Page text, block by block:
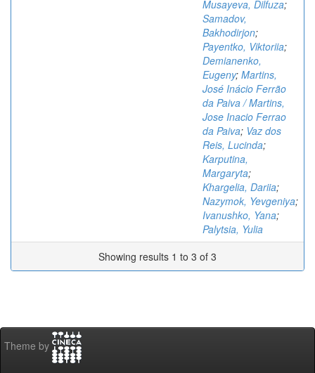
Musayeva, Dilfuza;
Samadov,
Bakhodirjon;
Payentko, Viktoriia;
Demianenko,
Eugeny; Martins,
José Inácio Ferrão
da Paiva / Martins,
Jose Inacio Ferrao
da Paiva; Vaz dos
Reis, Lucinda;
Karputina,
Margaryta;
Khargelia, Dariia;
Nazymok, Yevgeniya;
Ivanushko, Yana;
Palytsia, Yulia
Showing results 1 to 3 of 3
Theme by